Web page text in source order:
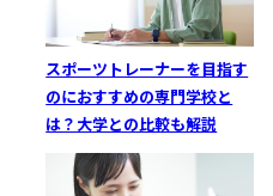
スポーツトレーナーを目指す
のにおすすめの専門学校と
は？大学との比較も解説